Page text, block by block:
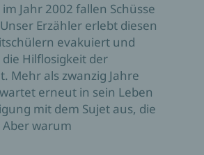
Jahr 2002 fallen Schüsse
Erzähler erlebt diesen
evakuiert und
Hilflosigkeit der
Mehr als zwanzig Jahre
erneut in sein Leben
mit dem Sujet aus, die
warum